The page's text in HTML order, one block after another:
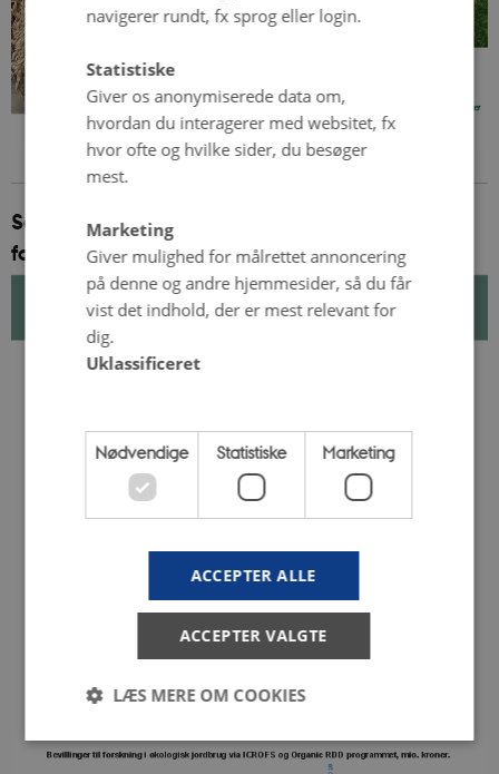
Se ICROFS' seneste notat om behovet for
forskning
navigerer rundt, fx sprog eller login.
Statistiske
Giver os anonymiserede data om,
hvordan du interagerer med websitet, fx
hvor ofte og hvilke sider, du besøger
mest.
Marketing
Giver mulighed for målrettet annoncering
på denne og andre hjemmesider, så du får
vist det indhold, der er mest relevant for
dig.
Uklassificeret
Nødvendige Statistiske Marketing
ACCEPTER ALLE
ACCEPTER VALGTE
LÆS MERE OM COOKIES